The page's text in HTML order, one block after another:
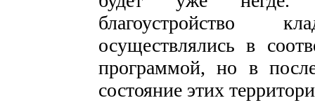
благоустройство
осуществлялись в
программой, но в
состояние этих